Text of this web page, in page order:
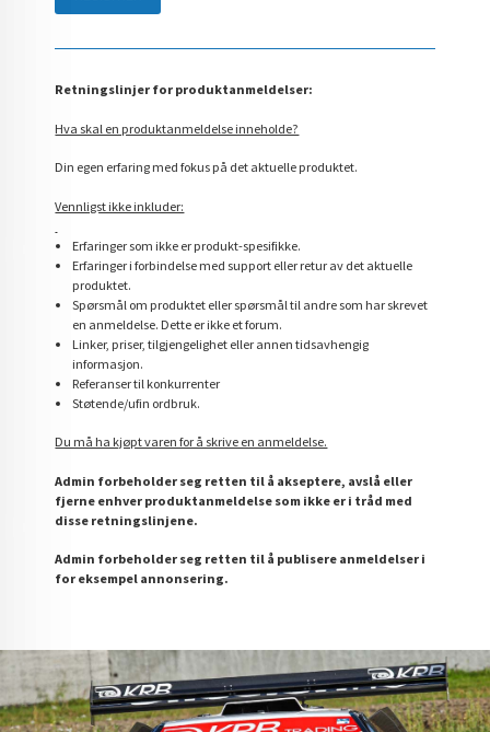
Retningslinjer for produktanmeldelser:
Hva skal en produktanmeldelse inneholde?
Din egen erfaring med fokus på det aktuelle produktet.
Vennligst ikke inkluder:
Erfaringer som ikke er produkt-spesifikke.
Erfaringer i forbindelse med support eller retur av det aktuelle
produktet.
Spørsmål om produktet eller spørsmål til andre som har skrevet
en anmeldelse. Dette er ikke et forum.
Linker, priser, tilgjengelighet eller annen tidsavhengig
informasjon.
Referanser til konkurrenter
Støtende/ufin ordbruk.
Du må ha kjøpt varen for å skrive en anmeldelse.
Admin forbeholder seg retten til å akseptere, avslå eller
fjerne enhver produktanmeldelse som ikke er i tråd med
disse retningslinjene.
Admin forbeholder seg retten til å publisere anmeldelser i
for eksempel annonsering.